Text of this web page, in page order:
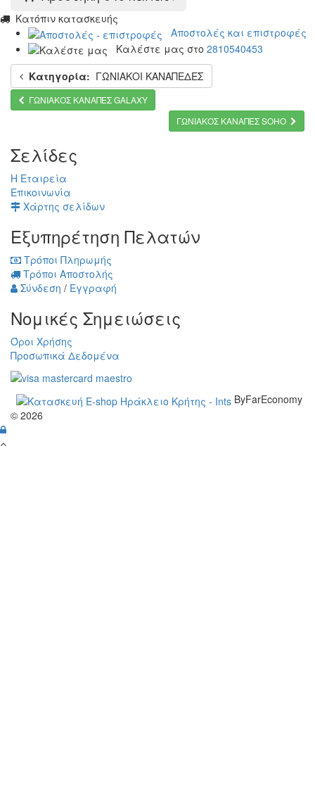
Κατόπιν κατασκευής
Αποστολές και επιστροφές
Καλέστε μας στο 2810540453
Κατηγορία: ΓΩΝΙΑΚΟΙ ΚΑΝΑΠΕΔΕΣ
ΓΩΝΙΑΚΟΣ ΚΑΝΑΠΕΣ GALAXY
ΓΩΝΙΑΚΟΣ ΚΑΝΑΠΕΣ SOHO
Σελίδες
Η Εταιρεία
Επικοινωνία
Χάρτης σελίδων
Εξυπηρέτηση Πελατών
Τρόποι Πληρωμής
Τρόποι Αποστολής
Σύνδεση / Εγγραφή
Νομικές Σημειώσεις
Όροι Χρήσης
Προσωπικά Δεδομένα
ByFarEconomy
© 2026